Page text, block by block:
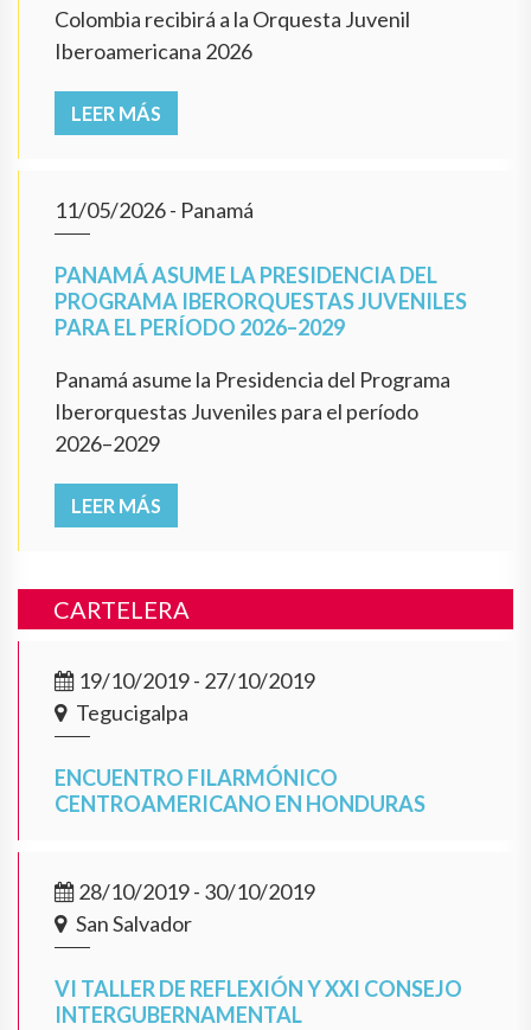
Colombia recibirá a la Orquesta Juvenil
Iberoamericana 2026
LEER MÁS
11/05/2026- Panamá
PANAMÁ ASUME LA PRESIDENCIA DEL
PROGRAMA IBERORQUESTAS JUVENILES
PARA EL PERÍODO 2026–2029
Panamá asume la Presidencia del Programa
Iberorquestas Juveniles para el período
2026–2029
LEER MÁS
CARTELERA
19/10/2019 - 27/10/2019
Tegucigalpa
ENCUENTRO FILARMÓNICO
CENTROAMERICANO EN HONDURAS
28/10/2019 - 30/10/2019
San Salvador
VI TALLER DE REFLEXIÓN Y XXI CONSEJO
INTERGUBERNAMENTAL